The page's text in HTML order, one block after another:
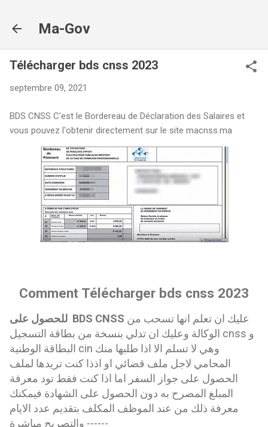
Ma-Gov
Télécharger bds cnss 2023
septembre 09, 2021
BDS CNSS C'est le Bordereau de Déclaration des Salaires et
vous pouvez l'obtenir directement sur le site macnss.ma
Comment Télécharger bds cnss 2023
للحصول على BDS CNSS
الوكالة وعليك ان تدلي بنسخة من بطاقة التسجيل cnss و
البطاقة الوطنية cin وهي لا تسلم الا اذا طلبها منك
المحامي لاجل ملف قضائي او اذذا كنت تريدها لملف
الحصول على جواز السفر اما اذا كنت فقط تود معرفة
المبلغ المصرح به دون الحصول على الشهادة فيمكنك
معرفة ذلك من عند الموظف المكلف بتقديم عدد الايام
والتصريح مباشرة ------